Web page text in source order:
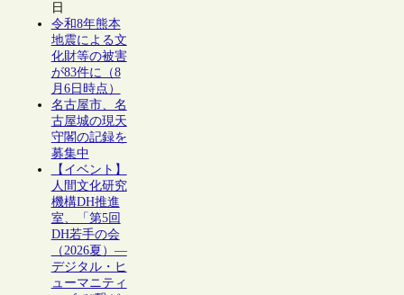
日
令和8年熊本
地震による文
化財等の被害
が83件に（8
月6日時点）
名古屋市、名
古屋城の現天
守閣の記録を
募集中
【イベント】
人間文化研究
機構DH推進
室、「第5回
DH若手の会
（2026夏）―
デジタル・ヒ
ューマニティ